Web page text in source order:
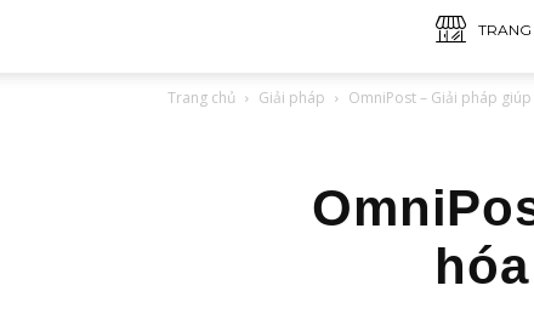
Trang chủ Giải pháp OmniPost – Giải pháp